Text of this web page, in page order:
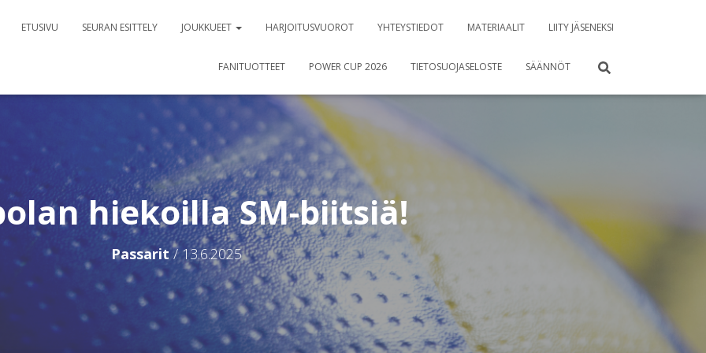
ETUSIVU SEURAN ESITTELY JOUKKUEET HARJOITUSVUOROT YHTEYSTIEDOT MATERIAALIT LIITY JÄSENEKSI
FANITUOTTEET POWER CUP 2026 TIETOSUOJASELOSTE SÄÄNNÖT
hiekoilla SM-biitsiä!
Passarit/ 13.6.2025